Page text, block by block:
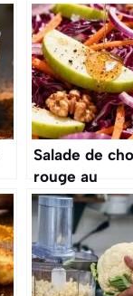
Salade de
rouge au
Thermomix :
recette facile
rapide